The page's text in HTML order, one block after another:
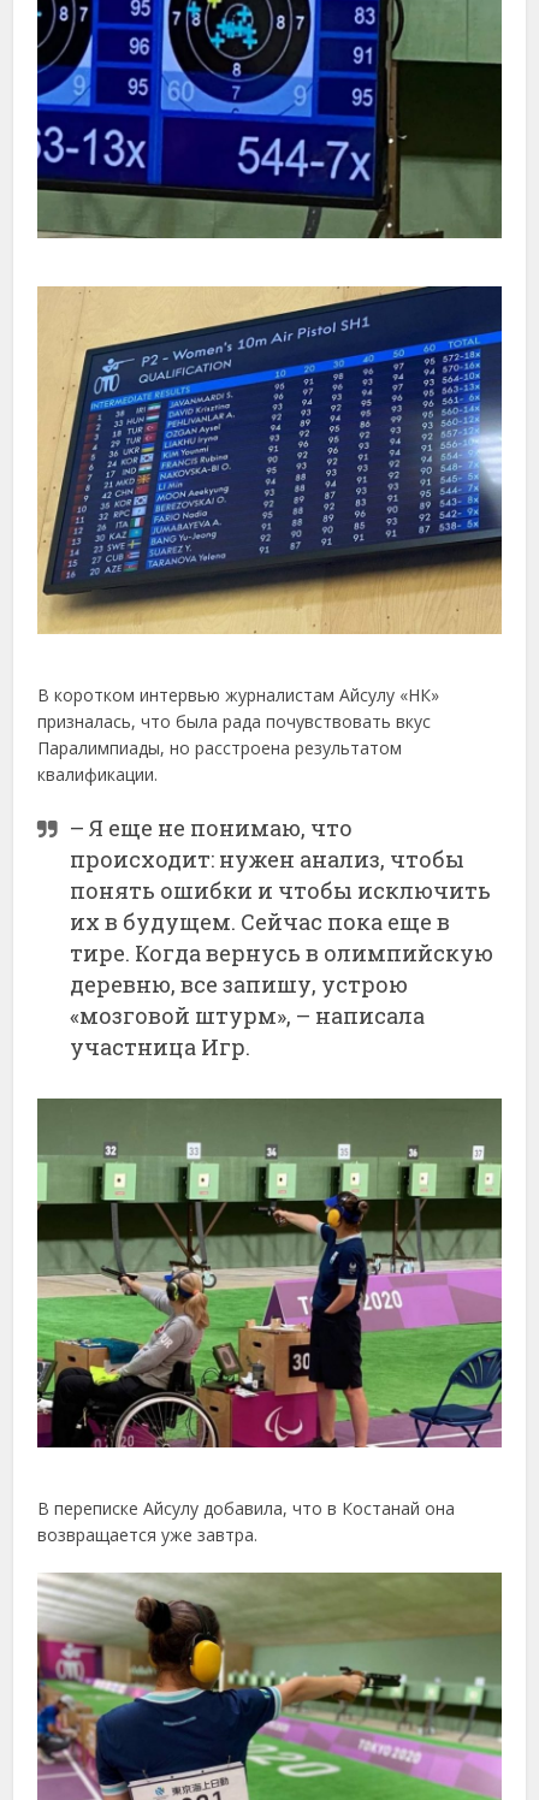
В коротком интервью журналистам Айсулу «НК»
призналась, что была рада почувствовать вкус
Паралимпиады, но расстроена результатом
квалификации.
– Я еще не понимаю, что
происходит: нужен анализ, чтобы
понять ошибки и чтобы исключить
их в будущем. Сейчас пока еще в
тире. Когда вернусь в олимпийскую
деревню, все запишу, устрою
«мозговой штурм», – написала
участница Игр.
В переписке Айсулу добавила, что в Костанай она
возвращается уже завтра.